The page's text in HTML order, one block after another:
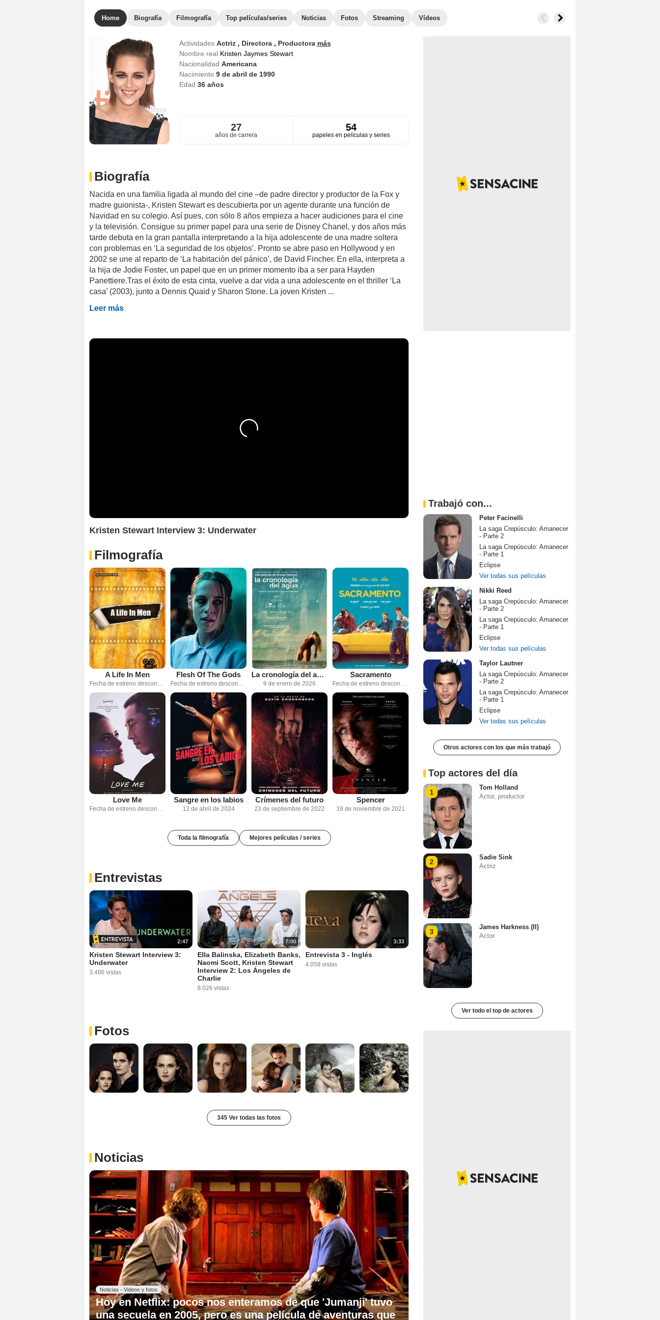
Home Biografía Filmografía Top películas/series Noticias Fotos Streaming Vídeos
Actividades Actriz , Directora , Productora más
Nombre real Kristen Jaymes Stewart
Nacionalidad Americana
Nacimiento 9 de abril de 1990
Edad 36años
27
años de carrera
54
papeles en películas y series
Biografía
Nacida en una familia ligada al mundo del cine –de padre director y productor de la Fox y
madre guionista-, Kristen Stewart es descubierta por un agente durante una función de
Navidad en su colegio. Así pues, con sólo 8 años empieza a hacer audiciones para el cine
y la televisión. Consigue su primer papel para una serie de Disney Chanel, y dos años más
tarde debuta en la gran pantalla interpretando a la hija adolescente de una madre soltera
con problemas en ‘La seguridad de los objetos’. Pronto se abre paso en Hollywood y en
2002 se une al reparto de ‘La habitación del pánico’, de David Fincher. En ella, interpreta a
la hija de Jodie Foster, un papel que en un primer momento iba a ser para Hayden
Panettiere.Tras el éxito de esta cinta, vuelve a dar vida a una adolescente en el thriller ‘La
casa’ (2003), junto a Dennis Quaid y Sharon Stone. La joven Kristen ...
Leer más
Kristen Stewart Interview 3: Underwater
Filmografía
A Life In Men
Fecha de estreno desconocida
Flesh Of The Gods
Fecha de estreno desconocida
La cronología del agua
9 de enero de 2026
Sacramento
Fecha de estreno desconocida
Love Me
Fecha de estreno desconocida
Sangre en los labios
12 de abril de 2024
Crímenes del futuro
23 de septiembre de 2022
Spencer
19 de noviembre de 2021
Toda la filmografía Mejores películas / series
Entrevistas
2:47
Kristen Stewart Interview 3:
Underwater
3.486 vistas
7:00
Ella Balinska, Elizabeth Banks,
Naomi Scott, Kristen Stewart
Interview 2: Los Ángeles de
Charlie
8.026 vistas
3:33
Entrevista 3 - Inglés
4.058 vistas
Fotos
345 Ver todas las fotos
Noticias
Noticias - Videos y fotos
Hoy en Netflix: pocos nos enteramos de que 'Jumanji' tuvo
una secuela en 2005, pero es una película de aventuras que
Trabajó con...
Peter Facinelli
La saga Crepúsculo: Amanecer
- Parte 2
La saga Crepúsculo: Amanecer
- Parte 1
Eclipse
Ver todas sus películas
Nikki Reed
La saga Crepúsculo: Amanecer
- Parte 2
La saga Crepúsculo: Amanecer
- Parte 1
Eclipse
Ver todas sus películas
Taylor Lautner
La saga Crepúsculo: Amanecer
- Parte 2
La saga Crepúsculo: Amanecer
- Parte 1
Eclipse
Ver todas sus películas
Otros actores con los que más trabajó
Top actores del día
1
Tom Holland
Actor, productor
2
Sadie Sink
Actriz
3
James Harkness (II)
Actor
Ver todo el top de actores